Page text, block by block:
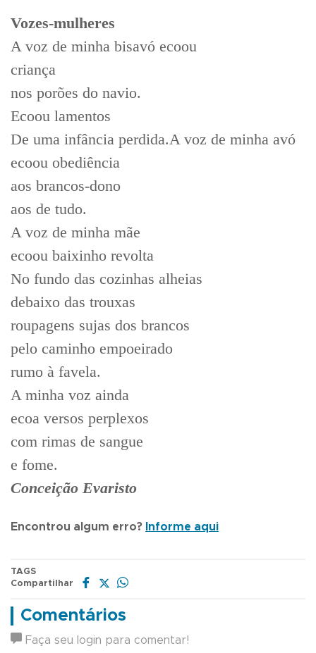
Vozes-mulheres
A voz de minha bisavó ecoou
criança
nos porões do navio.
Ecoou lamentos
De uma infância perdida.A voz de minha avó
ecoou obediência
aos brancos-dono
aos de tudo.
A voz de minha mãe
ecoou baixinho revolta
No fundo das cozinhas alheias
debaixo das trouxas
roupagens sujas dos brancos
pelo caminho empoeirado
rumo à favela.
A minha voz ainda
ecoa versos perplexos
com rimas de sangue
e fome.
Conceição Evaristo
Encontrou algum erro? Informe aqui
TAGS
Compartilhar
Comentários
Faça seu login para comentar!